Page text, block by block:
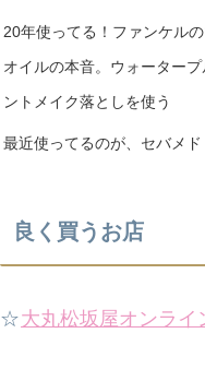
20年使ってる！ファンケル
オイルの本音。ウォーター
ントメイク落としを使う
最近使ってるのが、セバメ
良く買うお店
☆大丸松坂屋オンライ